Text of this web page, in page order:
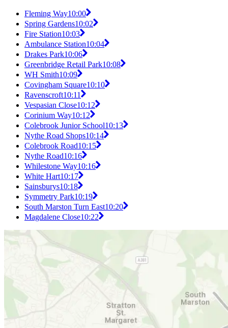
Fleming Way10:00
Spring Gardens10:02
Fire Station10:03
Ambulance Station10:04
Drakes Park10:06
Greenbridge Retail Park10:08
WH Smith10:09
Covingham Square10:10
Ravenscroft10:11
Vespasian Close10:12
Corinium Way10:12
Colebrook Junior School10:13
Nythe Road Shops10:14
Colebrook Road10:15
Nythe Road10:16
Whilestone Way10:16
White Hart10:17
Sainsburys10:18
Symmetry Park10:19
South Marston Turn East10:20
Magdalene Close10:22